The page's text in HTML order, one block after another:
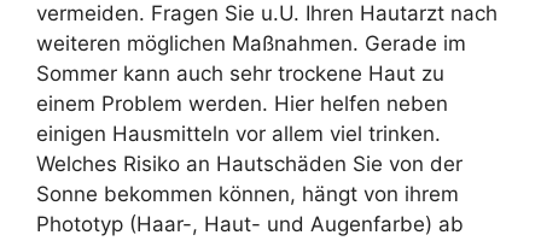
vermeiden. Fragen Sie u.U. Ihren Hautarzt nach
weiteren möglichen Maßnahmen. Gerade im
Sommer kann auch sehr trockene Haut zu
einem Problem werden. Hier helfen neben
einigen Hausmitteln vor allem viel trinken.
Welches Risiko an Hautschäden Sie von der
Sonne bekommen können, hängt von ihrem
Phototyp (Haar-, Haut- und Augenfarbe) ab